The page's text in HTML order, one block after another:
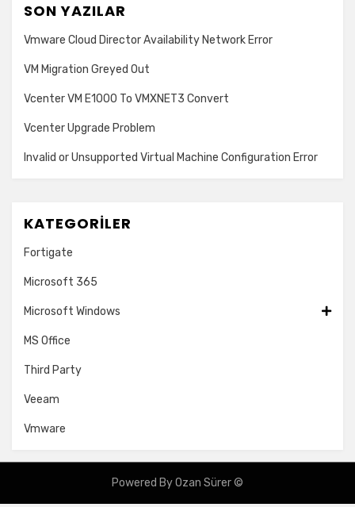
SON YAZILAR
Vmware Cloud Director Availability Network Error
VM Migration Greyed Out
Vcenter VM E1000 To VMXNET3 Convert
Vcenter Upgrade Problem
Invalid or Unsupported Virtual Machine Configuration Error
KATEGORILER
Fortigate
Microsoft 365
Microsoft Windows
MS Office
Third Party
Veeam
Vmware
Powered By Ozan Sürer ©
Amphibious Theme byTemplatePocket ⋅Powered byWordPress